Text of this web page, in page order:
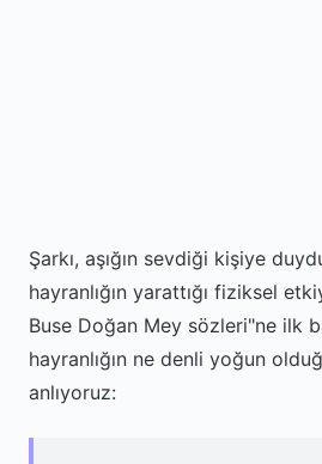
Şarkı, aşığın sevdiği kişiye
hayranlığın yarattığı fiziksel
Buse Doğan Mey sözleri"ne ilk
hayranlığın ne denli yoğun
anlıyoruz: